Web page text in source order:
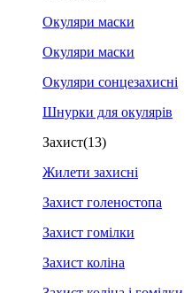
Окуляри маски
Окуляри маски
Окуляри сонцезахисні
Шнурки для окулярів
Захист(13)
Жилети захисні
Захист голеностопа
Захист гомілки
Захист коліна